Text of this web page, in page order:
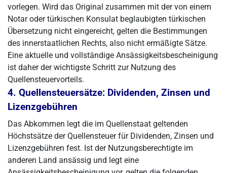
vorlegen. Wird das Original zusammen mit der von einem
Notar oder türkischen Konsulat beglaubigten türkischen
Übersetzung nicht eingereicht, gelten die Bestimmungen
des innerstaatlichen Rechts, also nicht ermäßigte Sätze.
Eine aktuelle und vollständige Ansässigkeitsbescheinigung
ist daher der wichtigste Schritt zur Nutzung des
Quellensteuervorteils.
4. Quellensteuersätze: Dividenden, Zinsen und
Lizenzgebühren
Das Abkommen legt die im Quellenstaat geltenden
Höchstsätze der Quellensteuer für Dividenden, Zinsen und
Lizenzgebühren fest. Ist der Nutzungsberechtigte im
anderen Land ansässig und legt eine